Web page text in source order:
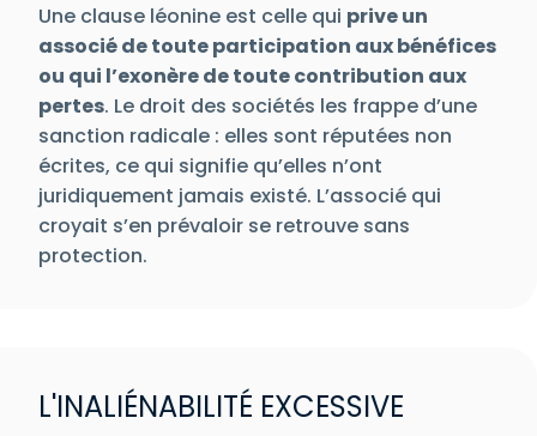
Une clause léonine est celle qui prive un
associé de toute participation aux bénéfices
ou qui l’exonère de toute contribution aux
pertes. Le droit des sociétés les frappe d’une
sanction radicale : elles sont réputées non
écrites, ce qui signifie qu’elles n’ont
juridiquement jamais existé. L’associé qui
croyait s’en prévaloir se retrouve sans
protection.
L'INALIÉNABILITÉ EXCESSIVE